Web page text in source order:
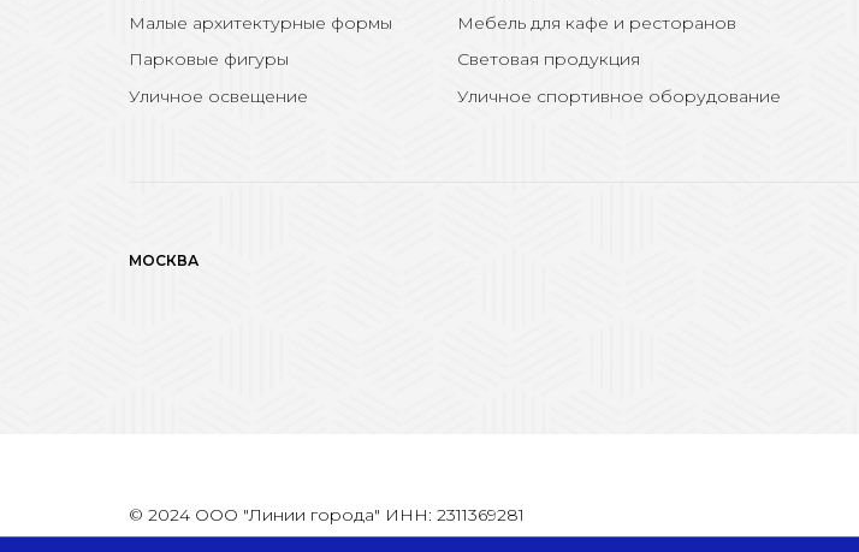
Малые архитектурные формы
Мебель для кафе и ресторанов
Парковые фигуры
Световая продукция
Уличное освещение
Уличное спортивное оборудование
МОСКВА
© 2024 ООО "Линии города" ИНН: 2311369281